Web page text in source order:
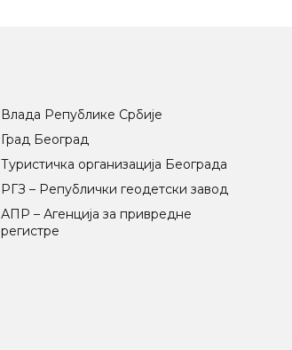
Влада Републике Србије
Град Београд
Туристичка организација Београда
РГЗ – Републички геодетски завод
АПР – Агенција за привредне
регистре